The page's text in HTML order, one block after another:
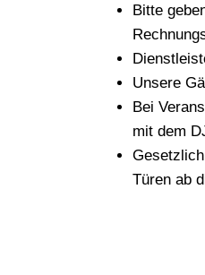
Bitte
Unsere
Bei
mit dem
Türen ab